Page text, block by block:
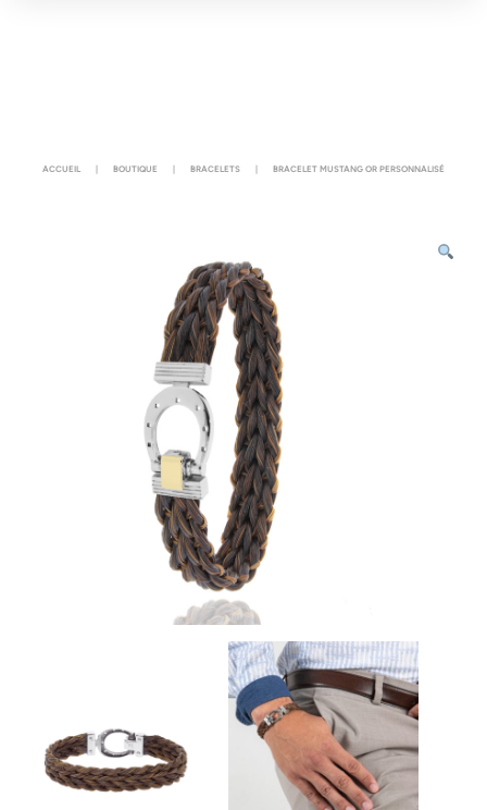
ACCUEIL | BOUTIQUE | BRACELETS | BRACELET MUSTANG OR PERSONNALISÉ